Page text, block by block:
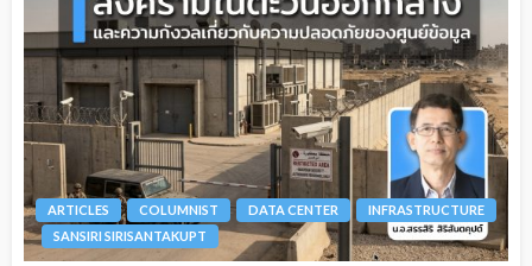
ARTICLES COLUMNIST DATA CENTER
INFRASTRUCTURE
SANSIRI SIRISANTAKUPT